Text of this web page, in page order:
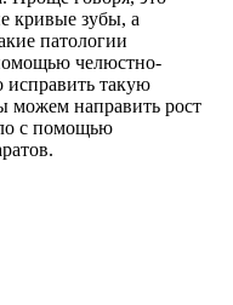
кривые зубы, а
патологии
челюстно-
такую
можем направить рост
с помощью